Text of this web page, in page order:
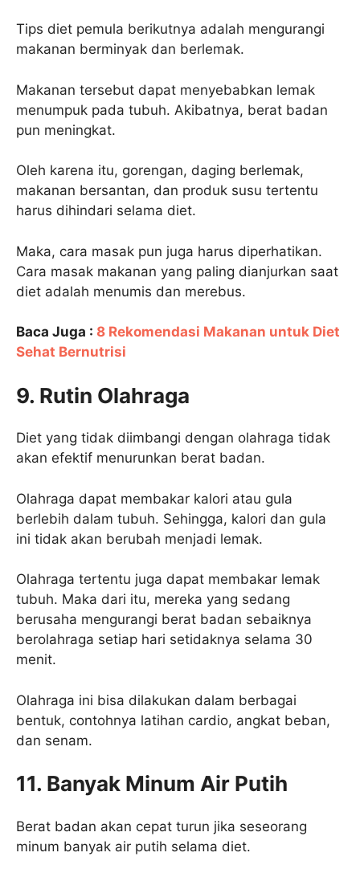
Tips diet pemula berikutnya adalah mengurangi
makanan berminyak dan berlemak.
Makanan tersebut dapat menyebabkan lemak
menumpuk pada tubuh. Akibatnya, berat badan
pun meningkat.
Oleh karena itu, gorengan, daging berlemak,
makanan bersantan, dan produk susu tertentu
harus dihindari selama diet.
Maka, cara masak pun juga harus diperhatikan.
Cara masak makanan yang paling dianjurkan saat
diet adalah menumis dan merebus.
Baca Juga : 8 Rekomendasi Makanan untuk Diet
Sehat Bernutrisi
9. Rutin Olahraga
Diet yang tidak diimbangi dengan olahraga tidak
akan efektif menurunkan berat badan.
Olahraga dapat membakar kalori atau gula
berlebih dalam tubuh. Sehingga, kalori dan gula
ini tidak akan berubah menjadi lemak.
Olahraga tertentu juga dapat membakar lemak
tubuh. Maka dari itu, mereka yang sedang
berusaha mengurangi berat badan sebaiknya
berolahraga setiap hari setidaknya selama 30
menit.
Olahraga ini bisa dilakukan dalam berbagai
bentuk, contohnya latihan cardio, angkat beban,
dan senam.
11. Banyak Minum Air Putih
Berat badan akan cepat turun jika seseorang
minum banyak air putih selama diet.